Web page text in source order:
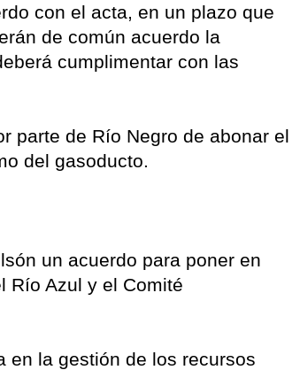
con el acta, en un plazo que
de común acuerdo la
cumplimentar con las
parte de Río Negro de abonar el
del gasoducto.
un acuerdo para poner en
Río Azul y el Comité
en la gestión de los recursos